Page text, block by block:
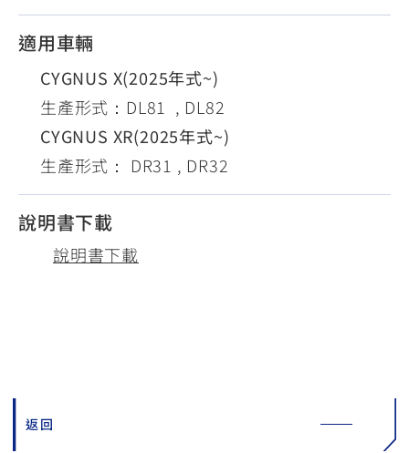
適用車輛
CYGNUS X(2025年式~)
生產形式：DL81 , DL82
CYGNUS XR(2025年式~)
生產形式： DR31 , DR32
說明書下載
說明書下載
返回